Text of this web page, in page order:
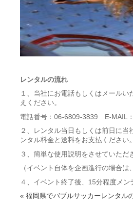
レンタルの流れ
１、当社にお電話もしくはメール
えください。
電話番号：06-6809-3839 E-MAIL
２、レンタル当日もしくは前日に
ンタル料金と送料をお支払ください。
３、簡単な使用説明をさせていただ
（イベント自体を企画進行の場合
４、イベント終了後、15分程度メ
« 福岡県でバブルサッカーレンタル